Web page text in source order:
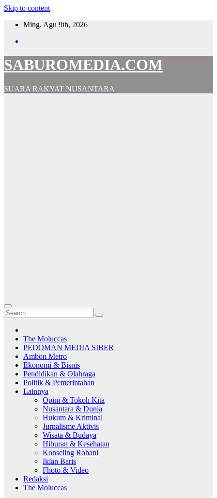
Skip to content
Ming. Agu 9th, 2026
SABUROMEDIA.COM
SUARA RAKYAT NUSANTARA
The Moluccas
PEDOMAN MEDIA SIBER
Ambon Metro
Ekonomi & Bisnis
Pendidikan & Olahraga
Politik & Pemerintahan
Lainnya
Opini & Tokoh Kita
Nusantara & Dunia
Hukum & Kriminal
Jurnalisme Aktivis
Wisata & Budaya
Hiburan & Kesehatan
Konseling Rohani
Iklan Baris
Fhoto & Video
Redaksi
The Moluccas